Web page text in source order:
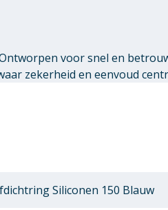
voor snel en
zekerheid en eenvoud
Siliconen 150 Blauw